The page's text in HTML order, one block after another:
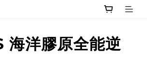
海洋膠原全能逆